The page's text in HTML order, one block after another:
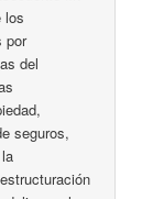
los
por
del
seguros,